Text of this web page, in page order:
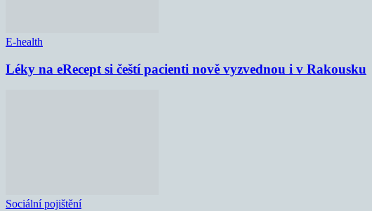
E-health
Léky na eRecept si čeští pacienti nově vyzvednou i v Rakousku
Sociální pojištění